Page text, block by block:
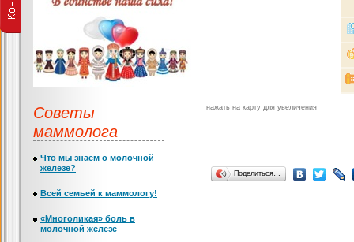
нажать на карту для увеличения
Поделиться…
Советы
маммолога
Что мы знаем о молочной
железе?
Всей семьей к маммологу!
«Многоликая» боль в
молочной железе